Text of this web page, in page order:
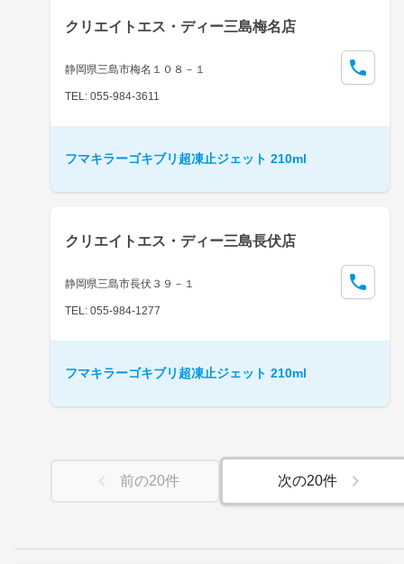
クリエイトエス・ディー三島梅名店
静岡県三島市梅名１０８－１
TEL: 055-984-3611
フマキラーゴキブリ超凍止ジェット 210ml
クリエイトエス・ディー三島長伏店
静岡県三島市長伏３９－１
TEL: 055-984-1277
フマキラーゴキブリ超凍止ジェット 210ml
前の20件 次の20件